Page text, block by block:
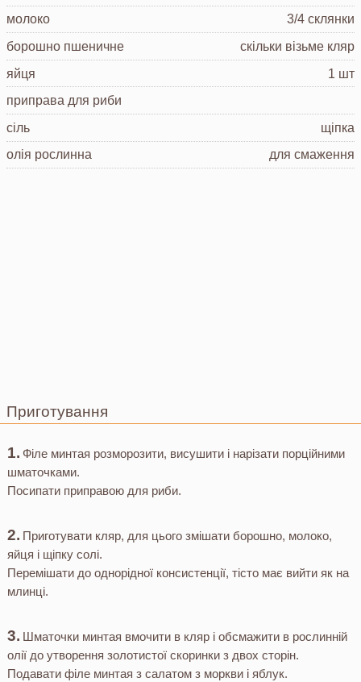
молоко
3/4 склянки
борошно пшеничне
скільки візьме кляр
яйця
1 шт
приправа для риби
сіль
щіпка
олія рослинна
для смаження
Приготування
Філе минтая розморозити, висушити і нарізати порційними
шматочками.
Посипати приправою для риби.
Приготувати кляр, для цього змішати борошно, молоко,
яйця і щіпку солі.
Перемішати до однорідної консистенції, тісто має вийти як на
млинці.
Шматочки минтая вмочити в кляр і обсмажити в рослинній
олії до утворення золотистої скоринки з двох сторін.
Подавати філе минтая з салатом з моркви і яблук.